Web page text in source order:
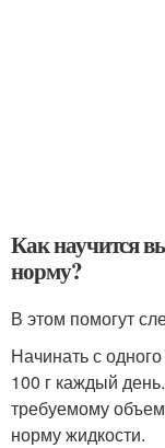
Как научится
норму?
В этом помогут
Начинать с
100 г каждый
требуемому
норму жидкости.